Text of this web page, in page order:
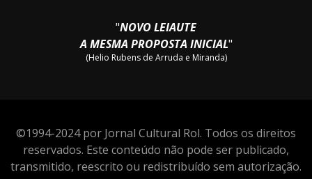
"NOVO LEIAUTE
A MESMA PROPOSTA INICIAL"
(Helio Rubens de Arruda e Miranda)
©1994-2024 por Jornal Cultural Rol. Todos os direitos
reservados. Este conteúdo não pode ser publicado,
transmitido, reescrito ou redistribuído sem autorização.